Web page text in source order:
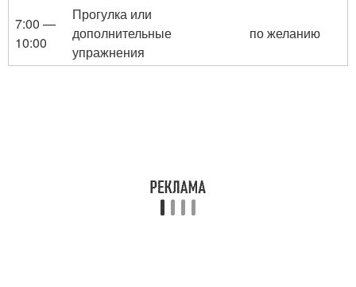
7:00 —
10:00
Прогулка или
дополнительные
упражнения
по желанию